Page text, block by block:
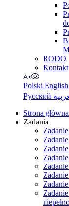
RODO
Kontakt
Polski English
Русский
Strona
Zadania